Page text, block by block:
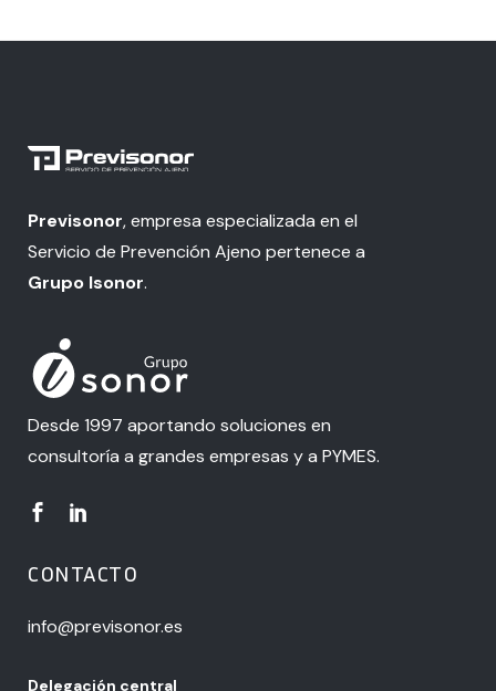
Previsonor, empresa especializada en el
Servicio de Prevención Ajeno pertenece a
Grupo Isonor.
Desde 1997 aportando soluciones en
consultoría a grandes empresas y a PYMES.
CONTACTO
info@previsonor.es
Delegación central